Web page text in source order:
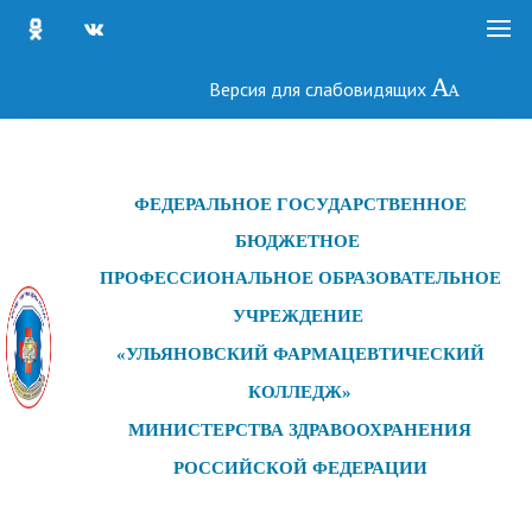
Версия для слабовидящих
ФЕДЕРАЛЬНОЕ ГОСУДАРСТВЕННОЕ
БЮДЖЕТНОЕ
ПРОФЕССИОНАЛЬНОЕ ОБРАЗОВАТЕЛЬНОЕ
УЧРЕЖДЕНИЕ
«УЛЬЯНОВСКИЙ ФАРМАЦЕВТИЧЕСКИЙ
КОЛЛЕДЖ»
МИНИСТЕРСТВА ЗДРАВООХРАНЕНИЯ
РОССИЙСКОЙ ФЕДЕРАЦИИ